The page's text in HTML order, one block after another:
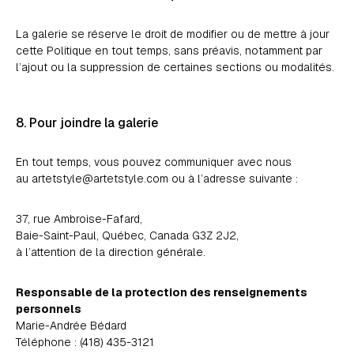
La galerie se réserve le droit de modifier ou de mettre à jour
cette Politique en tout temps, sans préavis, notamment par
l’ajout ou la suppression de certaines sections ou modalités.
8. Pour joindre la galerie
En tout temps, vous pouvez communiquer avec nous
au artetstyle@artetstyle.com ou à l’adresse suivante :
37, rue Ambroise-Fafard,
Baie-Saint-Paul, Québec, Canada G3Z 2J2,
à l’attention de la direction générale.
Responsable de la protection des renseignements
personnels
Marie-Andrée Bédard
Téléphone : (418) 435-3121